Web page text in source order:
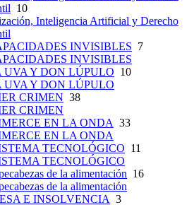
10
Inteligencia Artificial y Derecho
INVISIBLES 7
INVISIBLES
UVA Y DON LÚPULO 10
UVA Y DON LÚPULO
CRIMEN 38
CRIMEN
EN LA ONDA 33
EN LA ONDA
TECNOLÓGICO 11
TECNOLÓGICO
de la alimentación 16
de la alimentación
E INSOLVENCIA 3